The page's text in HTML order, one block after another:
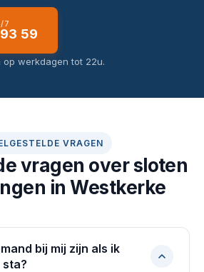
7
59
werkdagen tot 22u.
VRAGEN
vragen over sloten
in Westkerke
bij mij zijn als ik